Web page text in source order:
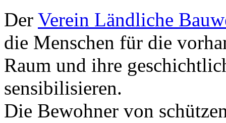
Der Verein Ländliche
die Menschen für die
Raum und ihre
sensibilisieren.
Die Bewohner von